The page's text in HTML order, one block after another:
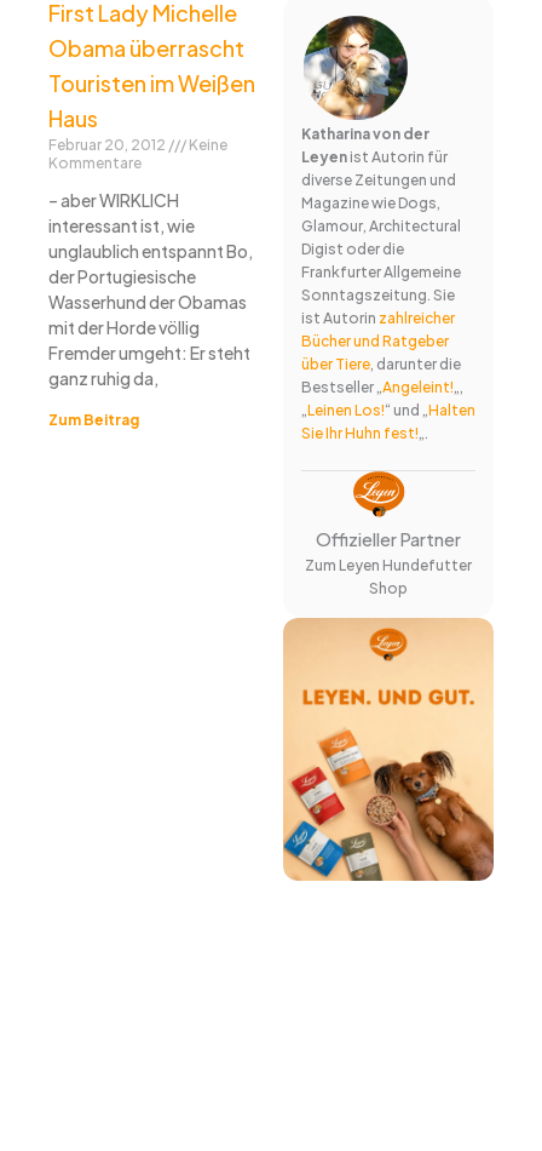
First Lady Michelle
Obama überrascht
Touristen im Weißen
Haus
Februar 20, 2012
Keine
Kommentare
– aber WIRKLICH
interessant ist, wie
unglaublich entspannt Bo,
der Portugiesische
Wasserhund der Obamas
mit der Horde völlig
Fremder umgeht: Er steht
ganz ruhig da,
Zum Beitrag
Katharina von der
Leyenist Autorin für
diverse Zeitungen und
Magazine wie Dogs,
Glamour, Architectural
Digist oder die
Frankfurter Allgemeine
Sonntagszeitung. Sie
ist Autorin zahlreicher
Bücher und Ratgeber
über Tiere, darunter die
Bestseller „ Angeleint!
Leinen Los!“ und „ Halten
Sie Ihr Huhn fest!
Offizieller Partner
Zum Leyen Hundefutter
Shop